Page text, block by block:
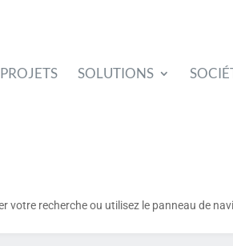
PROJETS SOLUTIONS
votre recherche ou utilisez le panneau de